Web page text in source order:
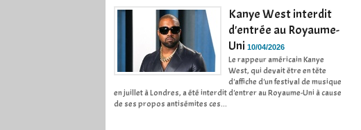
Kanye West interdit
d'entrée au Royaume-
Uni 10/04/2026
Le rappeur américain Kanye
West, qui devait être en tête
d'affiche d'un festival de musique
en juillet à Londres, a été interdit d'entrer au Royaume-Uni à cause
de ses propos antisémites ces...